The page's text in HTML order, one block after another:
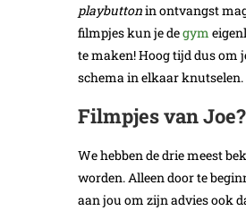
playbuttonin ontvangst
filmpjes kun je degym
te maken! Hoog tijd dus om
schema in elkaar knutselen.
Filmpjes van Joe?
We hebben de drie meest
worden. Alleen door te
aan jou om zijn advies ook